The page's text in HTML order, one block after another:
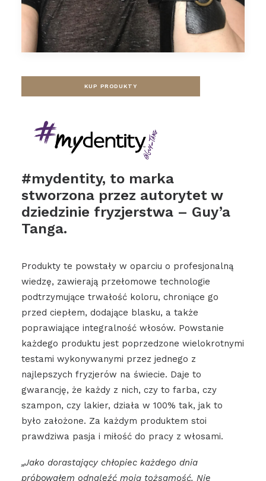
KUP PRODUKTY
#mydentity, to marka
stworzona przez autorytet w
dziedzinie fryzjerstwa – Guy’a
Tanga.
Produkty te powstały w oparciu o profesjonalną
wiedzę, zawierają przełomowe technologie
podtrzymujące trwałość koloru, chroniące go
przed ciepłem, dodające blasku, a także
poprawiające integralność włosów. Powstanie
każdego produktu jest poprzedzone wielokrotnymi
testami wykonywanymi przez jednego z
najlepszych fryzjerów na świecie. Daje to
gwarancję, że każdy z nich, czy to farba, czy
szampon, czy lakier, działa w 100% tak, jak to
było założone. Za każdym produktem stoi
prawdziwa pasja i miłość do pracy z włosami.
„Jako dorastający chłopiec każdego dnia
próbowałem odnaleźć moją tożsamość. Nie